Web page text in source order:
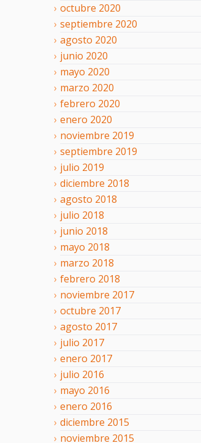
octubre 2020
septiembre 2020
agosto 2020
junio 2020
mayo 2020
marzo 2020
febrero 2020
enero 2020
noviembre 2019
septiembre 2019
julio 2019
diciembre 2018
agosto 2018
julio 2018
junio 2018
mayo 2018
marzo 2018
febrero 2018
noviembre 2017
octubre 2017
agosto 2017
julio 2017
enero 2017
julio 2016
mayo 2016
enero 2016
diciembre 2015
noviembre 2015